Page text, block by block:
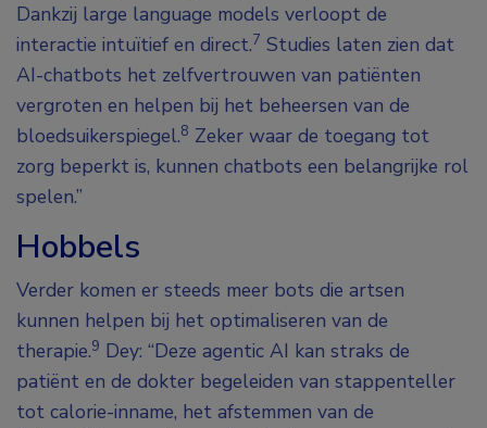
Dankzij large language models verloopt de
interactie intuïtief en direct.7 Studies laten zien dat
AI-chatbots het zelfvertrouwen van patiënten
vergroten en helpen bij het beheersen van de
bloedsuikerspiegel.8 Zeker waar de toegang tot
zorg beperkt is, kunnen chatbots een belangrijke rol
spelen.”
Hobbels
Verder komen er steeds meer bots die artsen
kunnen helpen bij het optimaliseren van de
therapie.9 Dey: “Deze agentic AI kan straks de
patiënt en de dokter begeleiden van stappenteller
tot calorie-inname, het afstemmen van de